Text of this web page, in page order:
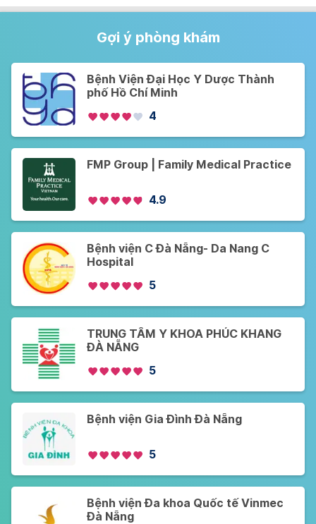
Gợi ý phòng khám
Bệnh Viện Đại Học Y Dược Thành
phố Hồ Chí Minh
4
FMP Group | Family Medical Practice
4.9
Bệnh viện C Đà Nẵng- Da Nang C
Hospital
5
TRUNG TÂM Y KHOA PHÚC KHANG
ĐÀ NẴNG
5
Bệnh viện Gia Đình Đà Nẵng
5
Bệnh viện Đa khoa Quốc tế Vinmec
Đà Nẵng